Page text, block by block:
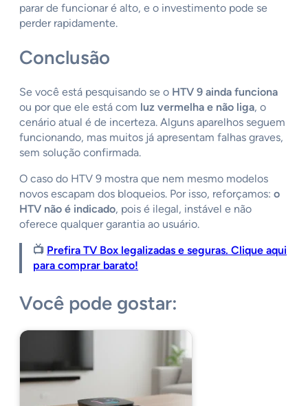
parar de funcionar é alto, e o investimento pode se
perder rapidamente.
Conclusão
Se você está pesquisando se o HTV 9 ainda funciona
ou por que ele está com luz vermelha e não liga, o
cenário atual é de incerteza. Alguns aparelhos seguem
funcionando, mas muitos já apresentam falhas graves,
sem solução confirmada.
O caso do HTV 9 mostra que nem mesmo modelos
novos escapam dos bloqueios. Por isso, reforçamos: o
HTV não é indicado, pois é ilegal, instável e não
oferece qualquer garantia ao usuário.
📺 Prefira TV Box legalizadas e seguras. Clique aqui
para comprar barato!
Você pode gostar: